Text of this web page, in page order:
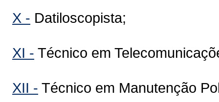
X - Datiloscopista;
XI - Técnico em
XII - Técnico em Manutenção